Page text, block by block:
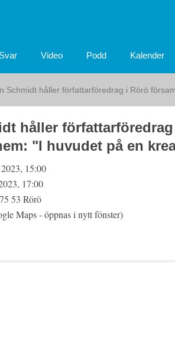
Video Podd Kalender
Schmidt håller författarföredrag i Rörö
håller
"I huvudet på en
15:00
17:00
53 Rörö
Maps - öppnas i nytt fönster)